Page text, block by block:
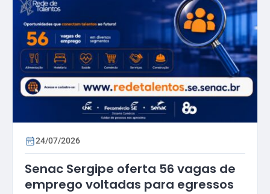
24/07/2026
Senac Sergipe oferta 56 vagas de
emprego voltadas para egressos